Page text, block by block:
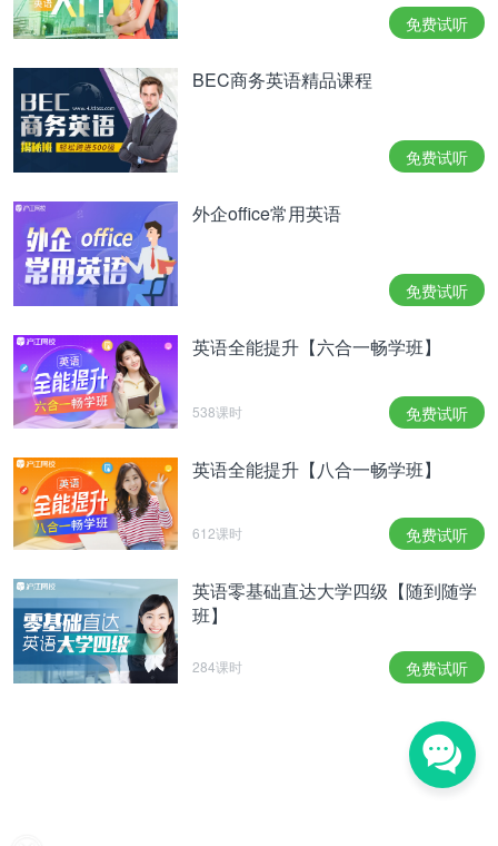
免费试听
BEC商务英语精品课程
免费试听
外企office常用英语
免费试听
英语全能提升【六合一畅学班】
538课时 免费试听
英语全能提升【八合一畅学班】
612课时 免费试听
英语零基础直达大学四级【随到随学
班】
284课时 免费试听